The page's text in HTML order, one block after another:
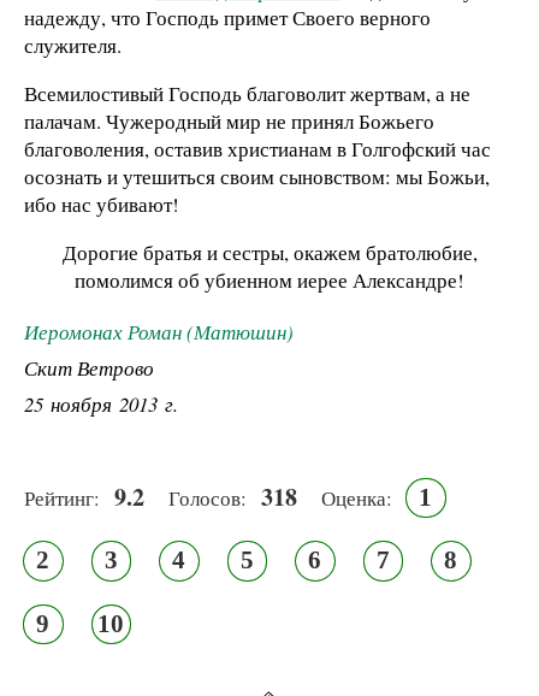
надежду, что Господь примет Своего верного
служителя.
Всемилостивый Господь благоволит жертвам, а не
палачам. Чужеродный мир не принял Божьего
благоволения, оставив христианам в Голгофский час
осознать и утешиться своим сыновством: мы Божьи,
ибо нас убивают!
Дорогие братья и сестры, окажем братолюбие,
помолимся об убиенном иерее Александре!
Иеромонах Роман (Матюшин)
Скит Ветрово
25 ноября 2013 г.
Рейтинг: 9.2 Голосов: 318 Оценка: 1
2 3 4 5 6 7 8
9 10